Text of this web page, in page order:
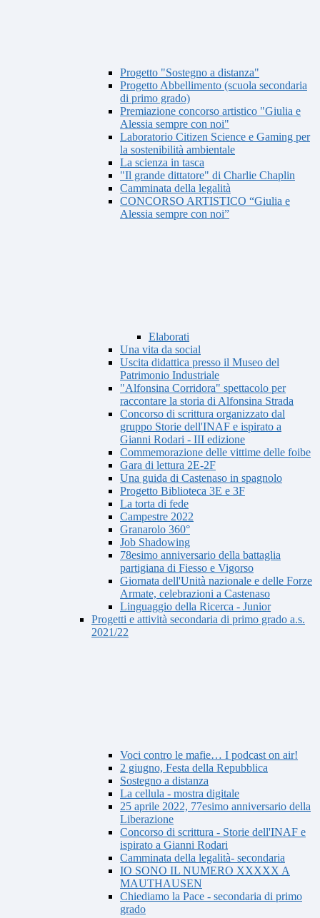
Progetto "Sostegno a distanza"
Progetto Abbellimento (scuola secondaria
di primo grado)
Premiazione concorso artistico "Giulia e
Alessia sempre con noi"
Laboratorio Citizen Science e Gaming per
la sostenibilità ambientale
La scienza in tasca
"Il grande dittatore" di Charlie Chaplin
Camminata della legalità
CONCORSO ARTISTICO “Giulia e
Alessia sempre con noi”
Elaborati
Una vita da social
Uscita didattica presso il Museo del
Patrimonio Industriale
"Alfonsina Corridora" spettacolo per
raccontare la storia di Alfonsina Strada
Concorso di scrittura organizzato dal
gruppo Storie dell'INAF e ispirato a
Gianni Rodari - III edizione
Commemorazione delle vittime delle foibe
Gara di lettura 2E-2F
Una guida di Castenaso in spagnolo
Progetto Biblioteca 3E e 3F
La torta di fede
Campestre 2022
Granarolo 360°
Job Shadowing
78esimo anniversario della battaglia
partigiana di Fiesso e Vigorso
Giornata dell'Unità nazionale e delle Forze
Armate, celebrazioni a Castenaso
Linguaggio della Ricerca - Junior
Progetti e attività secondaria di primo grado a.s.
2021/22
Voci contro le mafie… I podcast on air!
2 giugno, Festa della Repubblica
Sostegno a distanza
La cellula - mostra digitale
25 aprile 2022, 77esimo anniversario della
Liberazione
Concorso di scrittura - Storie dell'INAF e
ispirato a Gianni Rodari
Camminata della legalità- secondaria
IO SONO IL NUMERO XXXXX A
MAUTHAUSEN
Chiediamo la Pace - secondaria di primo
grado